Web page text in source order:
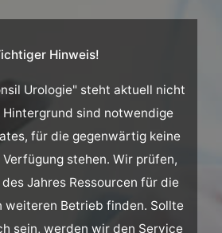
Hinweis!
Urologie" steht aktuell nicht
Hintergrund sind notwendige
für die gegenwärtig keine
Verfügung stehen. Wir prüfen,
Jahres Ressourcen für die
weiteren Betrieb finden. Sollte
sein, werden wir den Service